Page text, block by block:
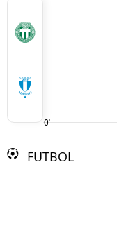
0'
FUTBOL